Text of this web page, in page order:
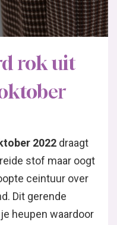
rok uit
2022 draagt
stof maar oogt
ceintuur over
Dit gerende
heupen waardoor